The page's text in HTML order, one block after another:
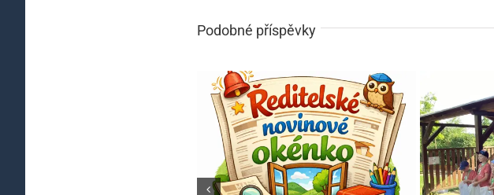
Podobné příspěvky